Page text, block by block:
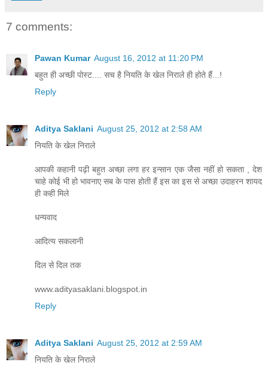
7 comments:
Pawan Kumar August 16, 2012 at 11:20 PM
बहुत ही अच्छी पोस्ट.... सच है नियति के खेल निराले ही होते हैं...!
Reply
Aditya Saklani August 25, 2012 at 2:58 AM
नियति के खेल निराले
आपकी कहानी पढ़ी बहुत अच्छा लगा हर इन्सान एक जैसा नहीं हो सकता , देश
चाहे कोई भी हो भावनाए सब के पास होती हैं इस का इस से अच्छा उदाहरन शायद
ही कही मिले
धन्यवाद
आदित्य सकलानी
दिल से दिल तक
www.adityasaklani.blogspot.in
Reply
Aditya Saklani August 25, 2012 at 2:59 AM
नियति के खेल निराले